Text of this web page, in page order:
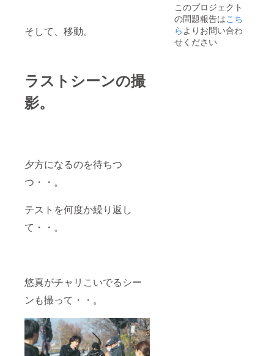
そして、移動。
ラストシーンの撮
影。
夕方になるのを待ちつ
つ・・。
テストを何度か繰り返し
て・・。
悠真がチャリこいでるシー
ンも撮って・・。
者トー
ク
ショー&
プレ上
映会 参
ドワン
マンラ
イブ
「最
高！～
このプロジェクト
の問題報告はこち
らよりお問い合わ
せください